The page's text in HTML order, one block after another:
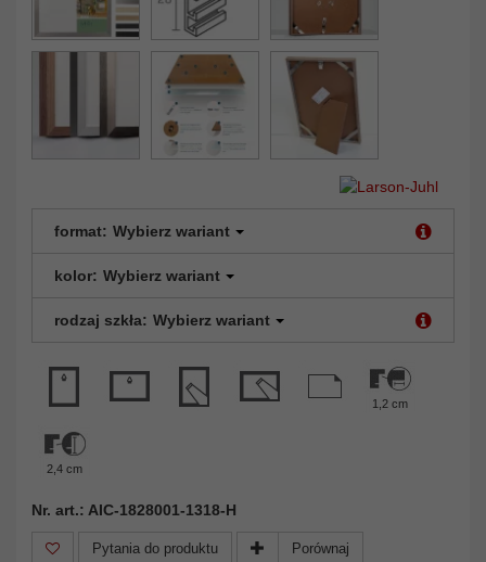
format: Wybierz wariant
kolor: Wybierz wariant
rodzaj szkła: Wybierz wariant
1,2 cm
2,4 cm
Nr. art.: AIC-1828001-1318-H
Pytania do produktu Porównaj